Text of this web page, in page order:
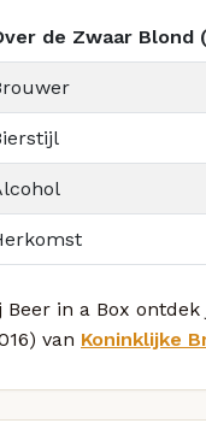
de Zwaar Blond
Beer in a Box
van Koninklijke